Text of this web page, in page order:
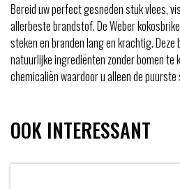
Bereid uw perfect gesneden stuk vlees,
allerbeste brandstof. De Weber
steken en branden lang en krachtig.
natuurlijke ingrediënten zonder bomen te
chemicaliën waardoor u alleen de
OOK INTERESSANT